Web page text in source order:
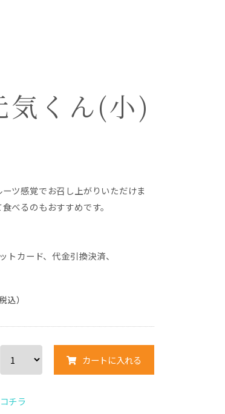
気くん(小)
ツ感覚でお召し上がりいただけま
べるのもおすすめです。
トカード、代金引換決済、
込）
カートに入れる
チラ